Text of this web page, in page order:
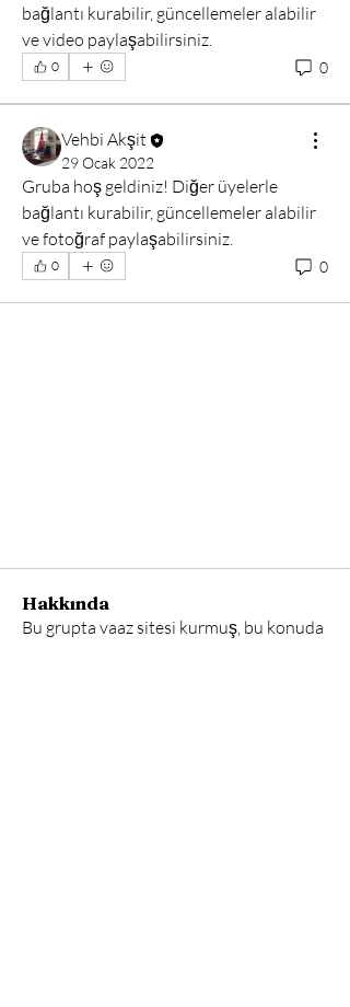
bağlantı kurabilir, güncellemeler alabilir
ve video paylaşabilirsiniz.
0 0
Vehbi Akşit
29 Ocak 2022
Gruba hoş geldiniz! Diğer üyelerle
bağlantı kurabilir, güncellemeler alabilir
ve fotoğraf paylaşabilirsiniz.
0 0
Hakkında
Bu grupta vaaz sitesi kurmuş, bu konuda